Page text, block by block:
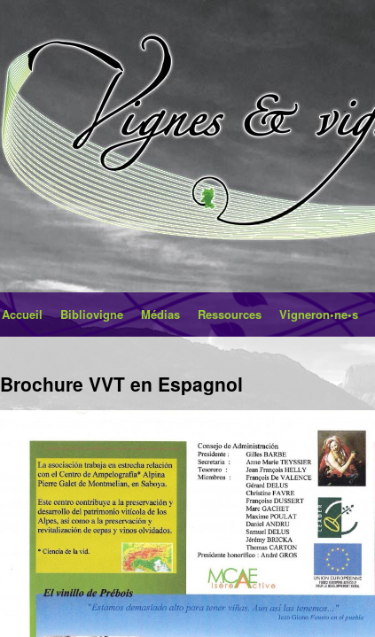
Accueil Bibliovigne Médias Ressources Vigneron•ne•s
Brochure VVT en Espagnol